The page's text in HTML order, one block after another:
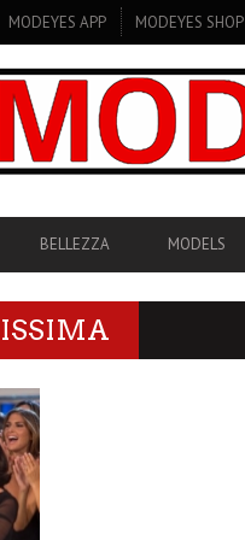
MODEYES APP MODEYES SHOP
BELLEZZA MODELS